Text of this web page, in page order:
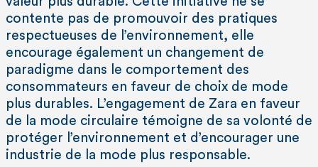
contente pas de promouvoir des pratiques
respectueuses de l’environnement, elle
encourage également un changement de
paradigme dans le comportement des
consommateurs en faveur de choix de mode
plus durables. L’engagement de Zara en faveur
de la mode circulaire témoigne de sa volonté de
protéger l’environnement et d’encourager une
industrie de la mode plus responsable.